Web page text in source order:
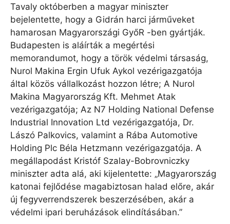
Tavaly októberben a magyar miniszter
bejelentette, hogy a Gidrán harci járműveket
hamarosan Magyarországi GyőR -ben gyártják.
Budapesten is aláírták a megértési
memorandumot, hogy a török ​​védelmi társaság,
Nurol Makina Ergin Ufuk Aykol vezérigazgatója
által közös vállalkozást hozzon létre; A Nurol
Makina Magyarország Kft. Mehmet Atak
vezérigazgatója; Az N7 Holding National Defense
Industrial Innovation Ltd vezérigazgatója, Dr.
Lászó Palkovics, valamint a Rába Automotive
Holding Plc Béla Hetzmann vezérigazgatója. A
megállapodást Kristóf Szalay-Bobrovniczky
miniszter adta alá, aki kijelentette: „Magyarország
katonai fejlődése magabiztosan halad előre, akár
új fegyverrendszerek beszerzésében, akár a
védelmi ipari beruházások elindításában.”